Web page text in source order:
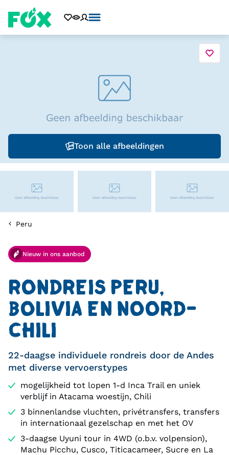
Toon alle afbeeldingen
Peru
Nieuw in ons aanbod
RONDREIS PERU,
BOLIVIA EN NOORD-
CHILI
22-daagse individuele rondreis door de Andes
met diverse vervoerstypes
mogelijkheid tot lopen 1-d Inca Trail en uniek
verblijf in Atacama woestijn, Chili
3 binnenlandse vluchten, privétransfers, transfers
in internationaal gezelschap en met het OV
3-daagse Uyuni tour in 4WD (o.b.v. volpension),
Machu Picchu, Cusco, Titicacameer, Sucre en La